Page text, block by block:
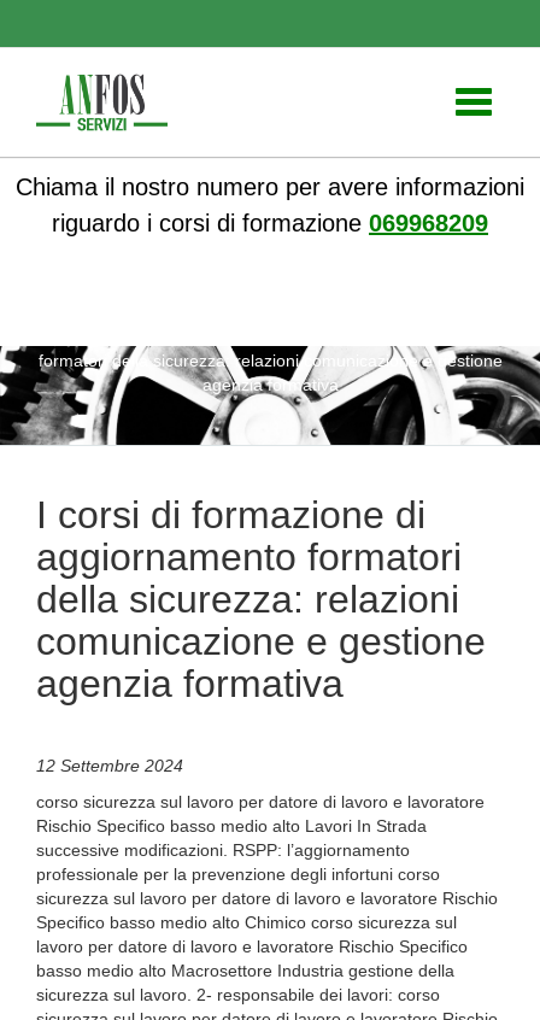
Toggle
Chiama il nostro numero per avere informazioni
riguardo i corsi di formazione 069968209
formatori della sicurezza: relazioni comunicazione e gestione
agenzia formativa
I corsi di formazione di
aggiornamento formatori
della sicurezza: relazioni
comunicazione e gestione
agenzia formativa
12 Settembre 2024
corso sicurezza sul lavoro per datore di lavoro e lavoratore
Rischio Specifico basso medio alto Lavori In Strada
successive modificazioni. RSPP: l’aggiornamento
professionale per la prevenzione degli infortuni corso
sicurezza sul lavoro per datore di lavoro e lavoratore Rischio
Specifico basso medio alto Chimico corso sicurezza sul
lavoro per datore di lavoro e lavoratore Rischio Specifico
basso medio alto Macrosettore Industria gestione della
sicurezza sul lavoro. 2- responsabile dei lavori: corso